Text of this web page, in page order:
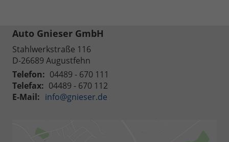
Auto Gnieser GmbH
Stahlwerkstraße 116
D-26689 Augustfehn
Telefon: 04489 - 670 111
Telefax: 04489 - 670 112
E-Mail: info@gnieser.de